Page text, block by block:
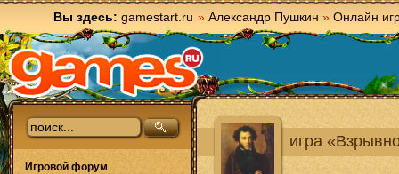
Вы здесь: gamestart.ru » Александр Пушкин » Онлайн
игра
Игровой форум